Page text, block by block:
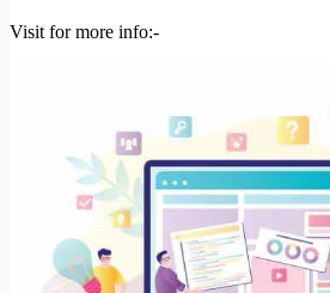
Visit for more info:-